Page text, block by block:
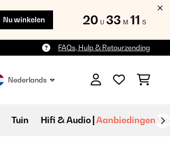
Nu winkelen 20 U 33 M 09 S
FAQs, Hulp & Retourzending
Nederlands
Tuin Hifi & Audio Aanbiedingen